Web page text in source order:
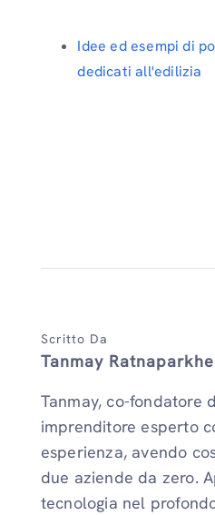
Idee ed esempi di
dedicati all'edilizia
Scritto Da
Tanmay Ratnaparkhe
Tanmay, co-fondatore
imprenditore esperto
esperienza, avendo
due aziende da zero.
tecnologia nel